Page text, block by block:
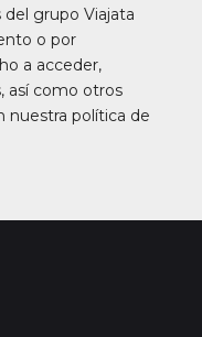
del grupo Viajata
o por
a acceder,
así como otros
nuestra política de